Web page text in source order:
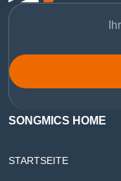
SONGMICS HOME
STARTSEITE